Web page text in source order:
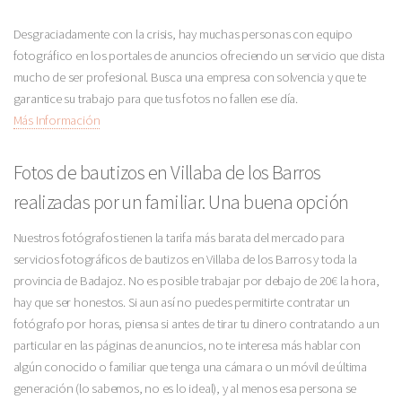
Desgraciadamente con la crisis, hay muchas personas con equipo
fotográfico en los portales de anuncios ofreciendo un servicio que dista
mucho de ser profesional. Busca una empresa con solvencia y que te
garantice su trabajo para que tus fotos no fallen ese día.
Más Información
Fotos de bautizos en Villaba de los Barros
realizadas por un familiar. Una buena opción
Nuestros fotógrafos tienen la tarifa más barata del mercado para
servicios fotográficos de bautizos en Villaba de los Barros y toda la
provincia de Badajoz. No es posible trabajar por debajo de 20€ la hora,
hay que ser honestos. Si aun así no puedes permitirte contratar un
fotógrafo por horas, piensa si antes de tirar tu dinero contratando a un
particular en las páginas de anuncios, no te interesa más hablar con
algún conocido o familiar que tenga una cámara o un móvil de última
generación (lo sabemos, no es lo ideal), y al menos esa persona se